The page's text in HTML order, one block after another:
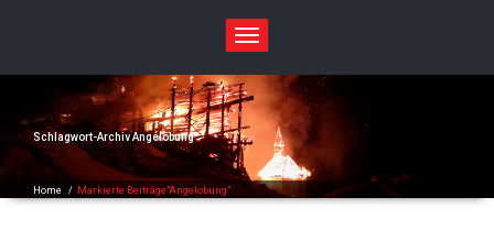
Toggle
navigation
Schlagwort-ArchivAngelobung
Home / Markierte Beiträge"Angelobung"